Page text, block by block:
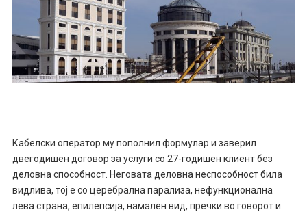
Кабелски оператор му пополнил формулар и заверил
двегодишен договор за услуги со 27-годишен клиент без
деловна способност. Неговата деловна неспособност била
видлива, тој е со церебрална парализа, нефункционална
лева страна, епилепсија, намален вид, пречки во говорот и